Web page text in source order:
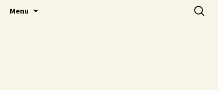
Menu
Search
for: